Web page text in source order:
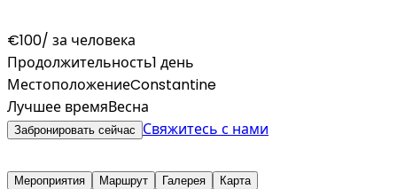
€100/ за человека
Продолжительность1 день
МестоположениеConstantine
Лучшее времяВесна
Забронировать сейчас Свяжитесь с нами
Мероприятия Маршрут Галерея Карта